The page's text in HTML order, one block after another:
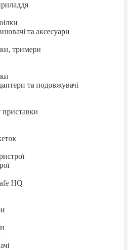
та аксесуари
тримери
та подовжувачі
HQ